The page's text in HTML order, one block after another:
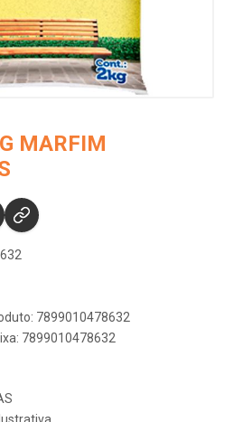
MARFIM
7899010478632
7899010478632